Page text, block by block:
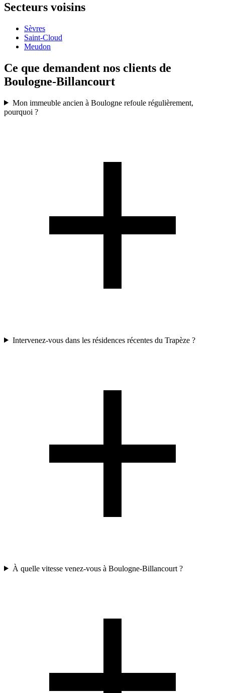
Secteurs voisins
Sèvres
Saint-Cloud
Meudon
Ce que demandent nos clients de
Boulogne-Billancourt
Mon immeuble ancien à Boulogne refoule régulièrement,
pourquoi ?
Intervenez-vous dans les résidences récentes du Trapèze ?
À quelle vitesse venez-vous à Boulogne-Billancourt ?